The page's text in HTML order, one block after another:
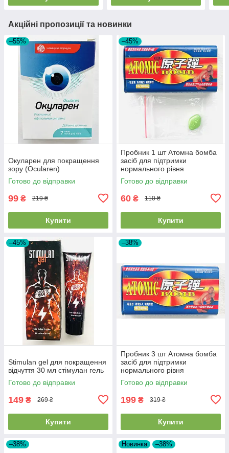
Акційні пропозиції та новинки
–55%
Окуларен для покращення
зору (Ocularen)
Готово до відправки
99 ₴ 219 ₴
Купити
–45%
Пробник 1 шт Атомна бомба
засіб для підтримки
нормального рівня
тестостерону Atomic Bomb
Готово до відправки
60 ₴ 110 ₴
Купити
–45%
Stimulan gel для покращення
відчуття 30 мл стімулан гель
Готово до відправки
149 ₴ 269 ₴
Купити
–38%
Пробник 3 шт Атомна бомба
засіб для підтримки
нормального рівня
тестостерону Atomic Bomb
Готово до відправки
199 ₴ 319 ₴
Купити
–38% Новинка –38%